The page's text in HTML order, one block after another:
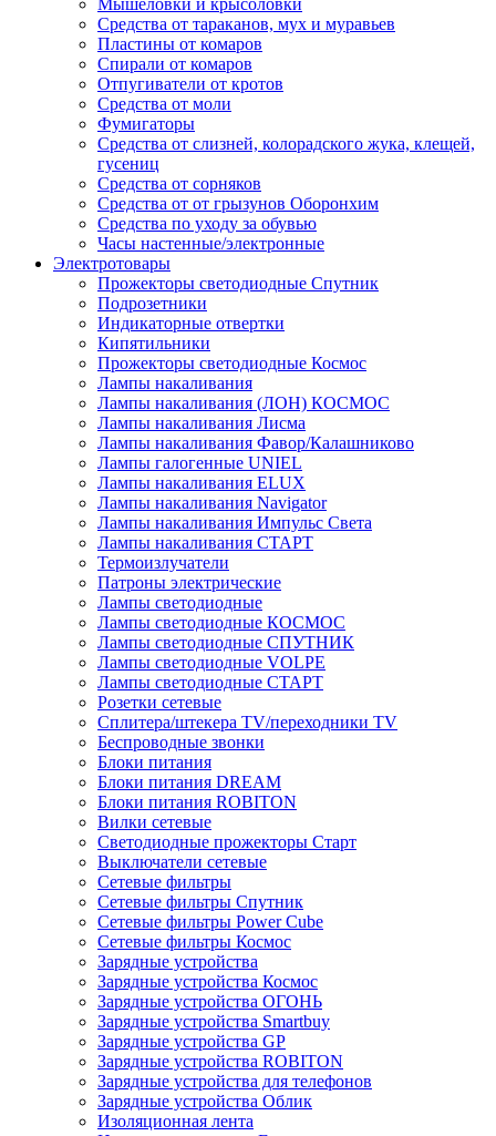
Мышеловки и крысоловки
Средства от тараканов, мух и муравьев
Пластины от комаров
Спирали от комаров
Отпугиватели от кротов
Средства от моли
Фумигаторы
Средства от слизней, колорадского жука, клещей,
гусениц
Средства от сорняков
Средства от от грызунов Оборонхим
Средства по уходу за обувью
Часы настенные/электронные
Электротовары
Прожекторы светодиодные Спутник
Подрозетники
Индикаторные отвертки
Кипятильники
Прожекторы светодиодные Космос
Лампы накаливания
Лампы накаливания (ЛОН) КОСМОС
Лампы накаливания Лисма
Лампы накаливания Фавор/Калашниково
Лампы галогенные UNIEL
Лампы накаливания ELUX
Лампы накаливания Navigator
Лампы накаливания Импульс Света
Лампы накаливания СТАРТ
Термоизлучатели
Патроны электрические
Лампы светодиодные
Лампы светодиодные КОСМОС
Лампы светодиодные СПУТНИК
Лампы светодиодные VOLPE
Лампы светодиодные СТАРТ
Розетки сетевые
Cплитера/штекера TV/переходники TV
Беспроводные звонки
Блоки питания
Блоки питания DREAM
Блоки питания ROBITON
Вилки сетевые
Светодиодные прожекторы Старт
Выключатели сетевые
Сетевые фильтры
Сетевые фильтры Спутник
Сетевые фильтры Power Cube
Сетевые фильтры Космос
Зарядные устройства
Зарядные устройства Космос
Зарядные устройства ОГОНЬ
Зарядные устройства Smartbuy
Зарядные устройства GP
Зарядные устройства ROBITON
Зарядные устройства для телефонов
Зарядные устройства Облик
Изоляционная лента